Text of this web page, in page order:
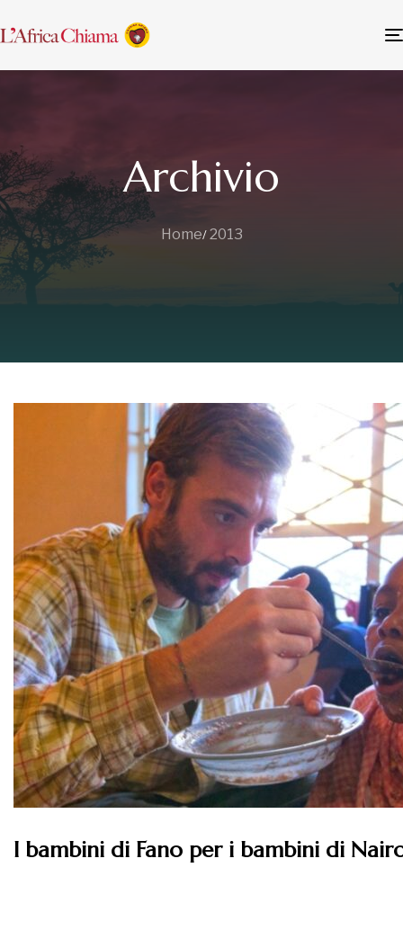
Archivio
Home 2013
I bambini di Fano per i bambini di